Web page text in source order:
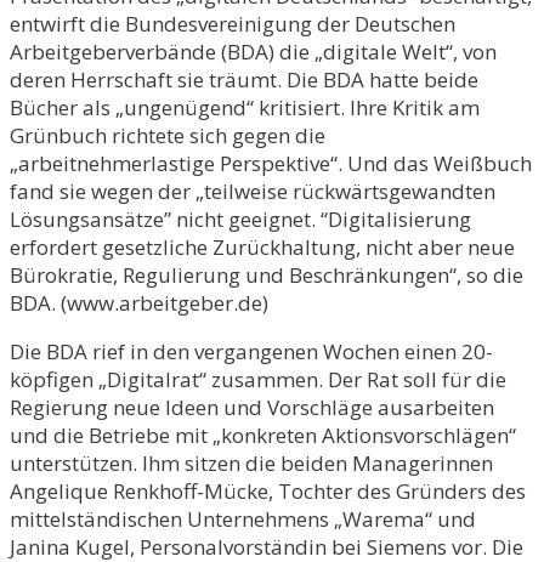
entwirft die Bundesvereinigung der Deutschen
Arbeitgeberverbände (BDA) die „digitale Welt“, von
deren Herrschaft sie träumt. Die BDA hatte beide
Bücher als „ungenügend“ kritisiert. Ihre Kritik am
Grünbuch richtete sich gegen die
„arbeitnehmerlastige Perspektive“. Und das Weißbuch
fand sie wegen der „teilweise rückwärtsgewandten
Lösungsansätze” nicht geeignet. “Digitalisierung
erfordert gesetzliche Zurückhaltung, nicht aber neue
Bürokratie, Regulierung und Beschränkungen“, so die
BDA. (www.arbeitgeber.de)
Die BDA rief in den vergangenen Wochen einen 20-
köpfigen „Digitalrat“ zusammen. Der Rat soll für die
Regierung neue Ideen und Vorschläge ausarbeiten
und die Betriebe mit „konkreten Aktionsvorschlägen“
unterstützen. Ihm sitzen die beiden Managerinnen
Angelique Renkhoff-Mücke, Tochter des Gründers des
mittelständischen Unternehmens „Warema“ und
Janina Kugel, Personalvorständin bei Siemens vor. Die